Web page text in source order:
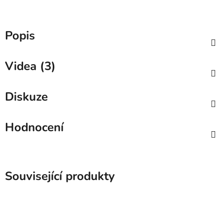
Popis
Videa (3)
Diskuze
Hodnocení
Související produkty